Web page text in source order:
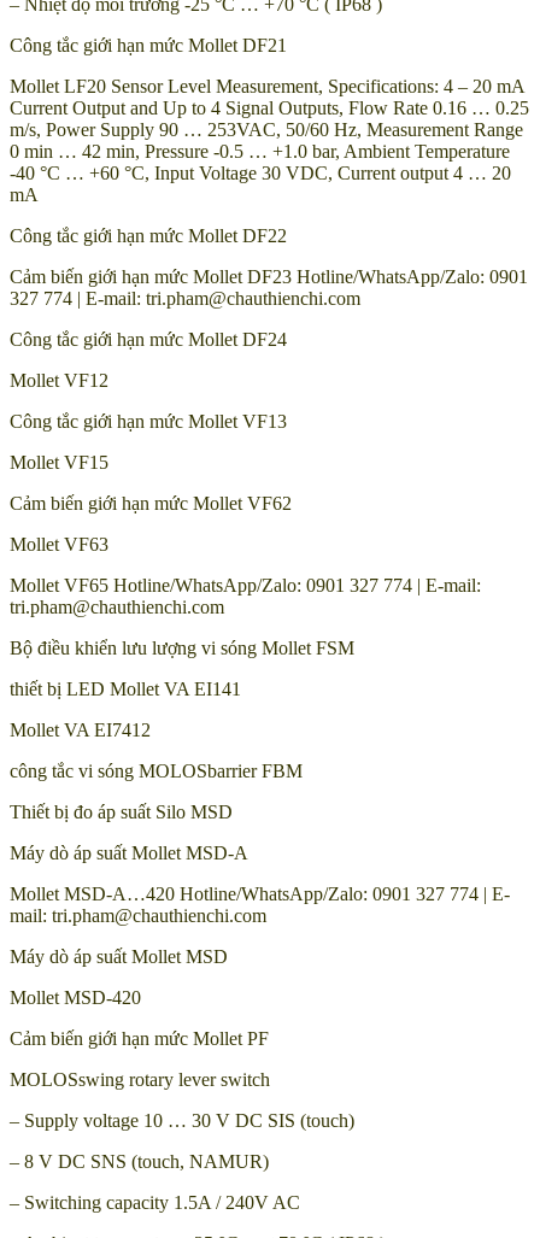
Công tắc giới hạn mức Mollet DF21
Mollet LF20 Sensor Level Measurement, Specifications: 4 – 20 mA
Current Output and Up to 4 Signal Outputs, Flow Rate 0.16 … 0.25
m/s, Power Supply 90 … 253VAC, 50/60 Hz, Measurement Range
0 min … 42 min, Pressure -0.5 … +1.0 bar, Ambient Temperature
-40 °C … +60 °C, Input Voltage 30 VDC, Current output 4 … 20
mA
Công tắc giới hạn mức Mollet DF22
Cảm biến giới hạn mức Mollet DF23 Hotline/WhatsApp/Zalo: 0901
327 774 | E-mail: tri.pham@chauthienchi.com
Công tắc giới hạn mức Mollet DF24
Mollet VF12
Công tắc giới hạn mức Mollet VF13
Mollet VF15
Cảm biến giới hạn mức Mollet VF62
Mollet VF63
Mollet VF65 Hotline/WhatsApp/Zalo: 0901 327 774 | E-mail:
tri.pham@chauthienchi.com
Bộ điều khiển lưu lượng vi sóng Mollet FSM
thiết bị LED Mollet VA EI141
Mollet VA EI7412
công tắc vi sóng MOLOSbarrier FBM
Thiết bị đo áp suất Silo MSD
Máy dò áp suất Mollet MSD-A
Mollet MSD-A…420 Hotline/WhatsApp/Zalo: 0901 327 774 | E-
mail: tri.pham@chauthienchi.com
Máy dò áp suất Mollet MSD
Mollet MSD-420
Cảm biến giới hạn mức Mollet PF
MOLOSswing rotary lever switch
– Supply voltage 10 … 30 V DC SIS (touch)
– 8 V ​​DC SNS (touch, NAMUR)
– Switching capacity 1.5A / 240V AC